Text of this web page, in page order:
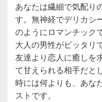
あなたは繊細で気配り
す。無神経でデリカシ
のようにロマンチック
大人の男性がピッタリ
友達より恋人に癒しを
て甘えられる相手だと
時には何よりも、あな
ストです。